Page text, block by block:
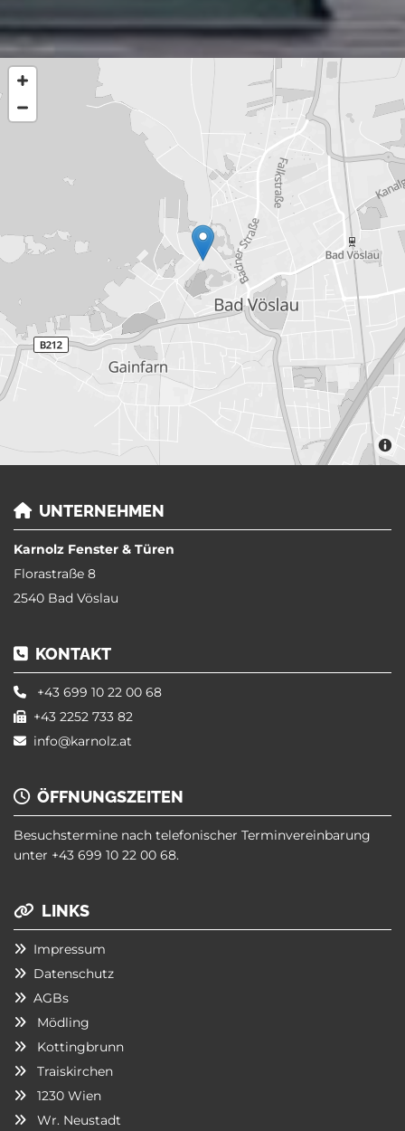
 UNTERNEHMEN
Karnolz Fenster & Türen
Florastraße 8
2540 Bad Vöslau
 KONTAKT
 +43 699 10 22 00 68
 +43 2252 733 82
 info@karnolz.at
ÖFFNUNGSZEITEN
Besuchstermine nach telefonischer Terminvereinbarung
unter +43 699 10 22 00 68.
 LINKS
 Impressum
 Datenschutz
 AGBs
 Mödling
 Kottingbrunn
 Traiskirchen
 1230 Wien
 Wr. Neustadt